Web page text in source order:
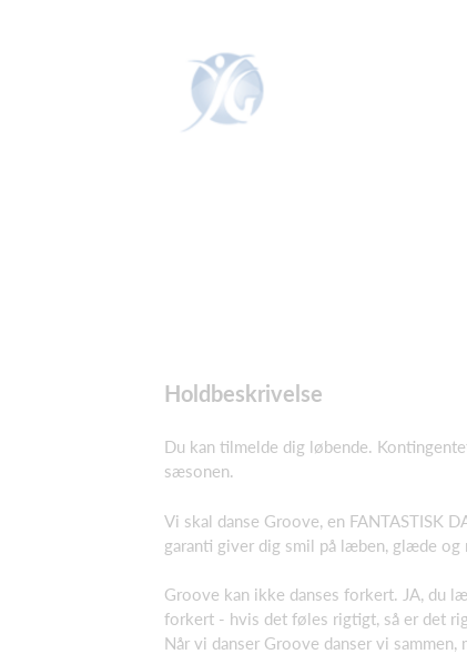
Holdbeskrivelse
Du kan tilmelde dig løbende.
sæsonen.
Vi skal danse Groove, en FANTASTISK
garanti giver dig smil på læben, glæde og
Groove kan ikke danses forkert. JA, du
forkert - hvis det føles rigtigt, så er det
Når vi danser Groove danser vi